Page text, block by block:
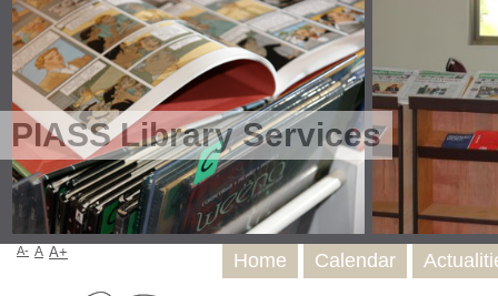
PIASS Library Services
Home Calendar
A- A A+